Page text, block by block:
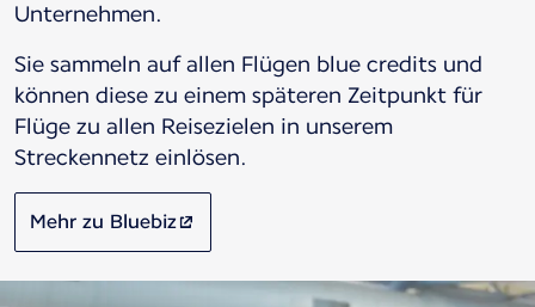
Unternehmen.
Sie sammeln auf allen Flügen blue credits und
können diese zu einem späteren Zeitpunkt für
Flüge zu allen Reisezielen in unserem
Streckennetz einlösen.
Mehr zu Bluebiz